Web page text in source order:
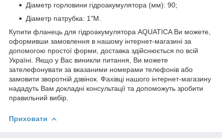
Діаметр горловини гідроакумулятора (мм): 90;
Діаметр патрубка: 1"М.
Купити фланець для гідроакумулятора AQUATICA Ви можете,
оформивши замовлення в нашому інтернет-магазині за
допомогою простої форми, доставка здійснюється по всій
Україні. Якщо у Вас виникли питання, Ви можете
зателефонувати за вказаними номерами телефонів або
замовити зворотній дзвінок. Фахівці нашого інтернет-магазину
нададуть Вам докладні консультації та допоможуть зробити
правильний вибір.
Приховати